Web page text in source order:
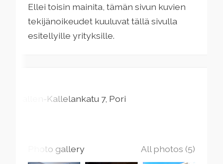
Ellei toisin mainita, tämän sivun kuvien
tekijänoikeudet kuuluvat tällä sivulla
esitellyille yrityksille.
Gallen-Kallelankatu 7 Pori
Photo gallery All photos (5)